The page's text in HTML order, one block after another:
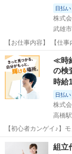
日払い
武雄市
【お仕事内容】 【仕
業で収入にプラス♪少人数体制！ 《仕事内容》
部品組み立て・検査・
フティリレー) のライン
佐賀 武雄市 工
≪時
の検
時給
日払い
株式
高橋駅
【初心者カンゲイ♪】
数の職場！ 電子部品セーフティリレーの組立・検査・調整 【業務内容
詳細】 電子部品組み
武雄市 高
組立